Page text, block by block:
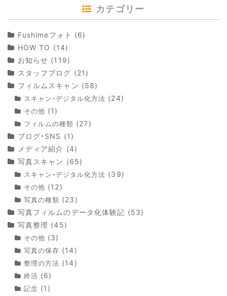
カテゴリー
Fushimeフォト (6)
HOW TO (14)
お知らせ (119)
スタッフブログ (21)
フィルムスキャン (58)
スキャン・デジタル化方法 (24)
その他 (1)
フィルムの種類 (27)
ブログ・SNS (1)
メディア紹介 (4)
写真スキャン (65)
スキャン・デジタル化方法 (39)
その他 (12)
写真の種類 (23)
写真フィルムのデータ化体験記 (53)
写真整理 (45)
その他 (3)
写真の保存 (14)
整理の方法 (14)
終活 (6)
記念 (1)